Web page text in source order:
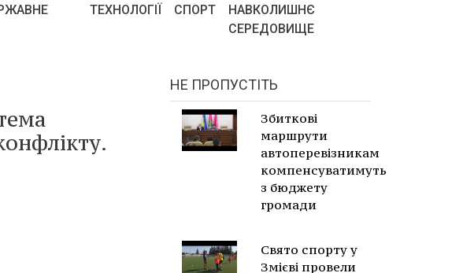
ТЕХНОЛОГІЇ СПОРТ
НАВКОЛИШНЄ
СЕРЕДОВИЩЕ
НЕ ПРОПУСТІТЬ
Збиткові
маршрути
автоперевізникам
компенсуватимуть
з бюджету
громади
Свято спорту у
Змієві провели